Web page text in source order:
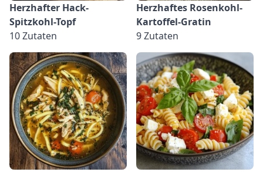
Herzhafter Hack-
Spitzkohl-Topf
10 Zutaten
Herzhaftes Rosenkohl-
Kartoffel-Gratin
9 Zutaten